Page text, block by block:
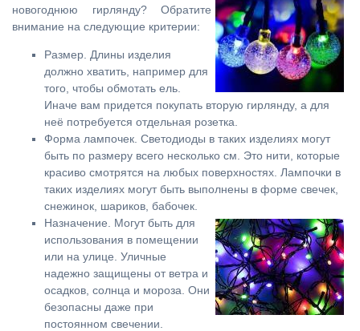
новогоднюю гирлянду? Обратите
внимание на следующие критерии:
Размер. Длины изделия
должно хватить, например для
того, чтобы обмотать ель.
Иначе вам придется покупать вторую гирлянду, а для
неё потребуется отдельная розетка.
Форма лампочек. Светодиоды в таких изделиях могут
быть по размеру всего несколько см. Это нити, которые
красиво смотрятся на любых поверхностях. Лампочки в
таких изделиях могут быть выполнены в форме свечек,
снежинок, шариков, бабочек.
Назначение. Могут быть для
использования в помещении
или на улице. Уличные
надежно защищены от ветра и
осадков, солнца и мороза. Они
безопасны даже при
постоянном свечении.